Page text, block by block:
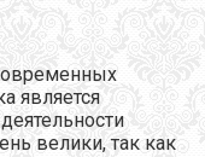
является
велики, так как